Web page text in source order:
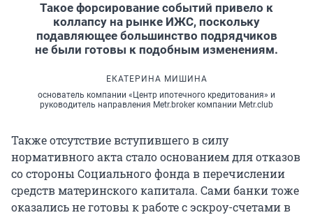
Такое форсирование событий привело к
коллапсу на рынке ИЖС, поскольку
подавляющее большинство подрядчиков
не были готовы к подобным изменениям.
ЕКАТЕРИНА МИШИНА
основатель компании «Центр ипотечного кредитования» и
руководитель направления Metr.broker компании Metr.club
Также отсутствие вступившего в силу
нормативного акта стало основанием для отказов
со стороны Социального фонда в перечислении
средств материнского капитала. Сами банки тоже
оказались не готовы к работе с эскроу-счетами в